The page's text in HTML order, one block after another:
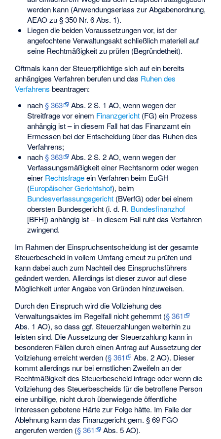
werden kann (Anwendungserlass zur Abgabenordnung,
AEAO zu § 350 Nr. 6 Abs. 1).
Liegen die beiden Voraussetzungen vor, ist der
angefochtene Verwaltungsakt schließlich materiell auf
seine Rechtmäßigkeit zu prüfen (Begründetheit).
Oftmals kann der Steuerpflichtige sich auf ein bereits
anhängiges Verfahren berufen und das Ruhen des
Verfahrens beantragen:
nach§ 363
Abs. 2 S. 1 AO, wenn wegen der
Streitfrage vor einem Finanzgericht(FG) ein Prozess
anhängig ist – in diesem Fall hat das Finanzamt ein
Ermessen bei der Entscheidung über das Ruhen des
Verfahrens;
nach§ 363
Abs. 2 S. 2 AO, wenn wegen der
Verfassungsmäßigkeit einer Rechtsnorm oder wegen
einer Rechtsfrageein Verfahren beim EuGH
(Europäischer Gerichtshof), beim
Bundesverfassungsgericht(BVerfG) oder bei einem
obersten Bundesgericht (i. d. R. Bundesfinanzhof
[BFH]) anhängig ist – in diesem Fall ruht das Verfahren
zwingend.
Im Rahmen der Einspruchsentscheidung ist der gesamte
Steuerbescheid in vollem Umfang erneut zu prüfen und
kann dabei auch zum Nachteil des Einspruchsführers
geändert werden. Allerdings ist dieser zuvor auf diese
Möglichkeit unter Angabe von Gründen hinzuweisen.
Durch den Einspruch wird die Vollziehung des
Verwaltungsaktes im Regelfall nicht gehemmt (§ 361
Abs. 1 AO), so dass ggf. Steuerzahlungen weiterhin zu
leisten sind. Die Aussetzung der Steuerzahlung kann in
besonderen Fällen durch einen Antrag aufAussetzung der
Vollziehungerreicht werden (§ 361
Abs. 2 AO). Dieser
kommt allerdings nur bei ernstlichen Zweifeln an der
Rechtmäßigkeit des Steuerbescheid infrage oder wenn die
Vollziehung des Steuerbescheids für die betroffene Person
eine unbillige, nicht durch überwiegende öffentliche
Interessen gebotene Härte zur Folge hätte. Im Falle der
Ablehnung kann das Finanzgericht gem. § 69 FGO
angerufen werden (§ 361 Abs. 5 AO).